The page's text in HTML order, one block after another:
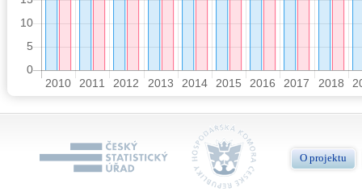
O projektu